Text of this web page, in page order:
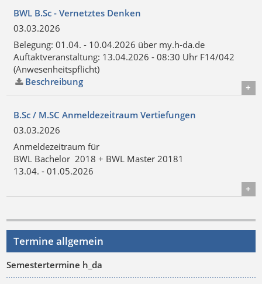
BWL B.Sc - Vernetztes Denken
03.03.2026
Belegung: 01.04. - 10.04.2026 über my.h-da.de
Auftaktveranstaltung: 13.04.2026 - 08:30 Uhr F14/042
(Anwesenheitspflicht)
Beschreibung
Details
B.Sc / M.SC Anmeldezeitraum Vertiefungen
03.03.2026
Anmeldezeitraum für
BWL Bachelor 2018 + BWL Master 20181
13.04. - 01.05.2026
Details
Termine allgemein
Semestertermine h_da